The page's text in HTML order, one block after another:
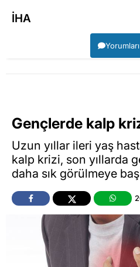
İHA
Gençlerde kalp
Uzun yıllar ileri yaş
kalp krizi, son yıllarda
daha sık görülmeye